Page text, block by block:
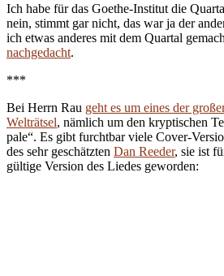
Ich habe für das Goethe-Institut die
nein, stimmt gar nicht, das war ja der
ich etwas anderes mit dem Quartal
nachgedacht.
***
Bei Herrn Rau geht es um eines der
Welträtsel, nämlich um den kryptischen
pale“. Es gibt furchtbar viele Cover-
des sehr geschätzten Dan Reeder, sie ist
gültige Version des Liedes geworden: